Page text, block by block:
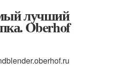
лучший
Oberhof